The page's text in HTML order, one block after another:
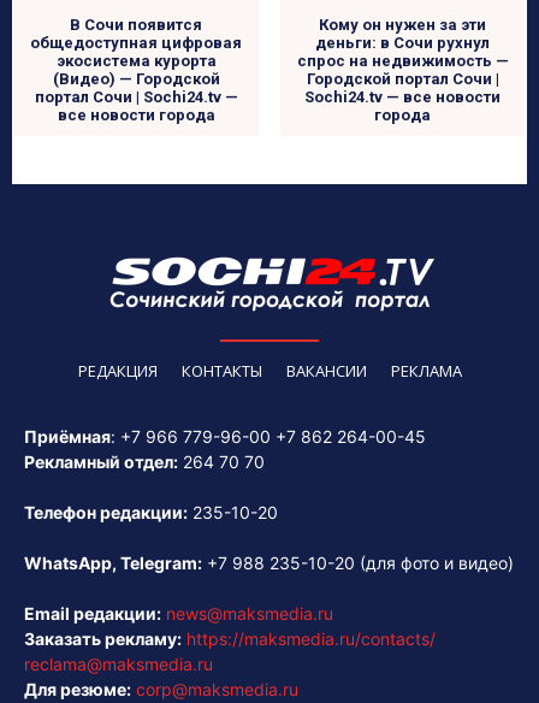
В Сочи появится
общедоступная цифровая
экосистема курорта
(Видео) — Городской
портал Сочи | Sochi24.tv —
все новости города
Кому он нужен за эти
деньги: в Сочи рухнул
спрос на недвижимость —
Городской портал Сочи |
Sochi24.tv — все новости
города
РЕДАКЦИЯ КОНТАКТЫ ВАКАНСИИ РЕКЛАМА
Приёмная: +7 966 779-96-00 +7 862 264-00-45
Рекламный отдел: 264 70 70
Телефон редакции: 235-10-20
WhatsApp, Telegram: +7 988 235-10-20 (для фото и видео)
Email редакции: news@maksmedia.ru
Заказать рекламу: https://maksmedia.ru/contacts/
reclama@maksmedia.ru
Для резюме: corp@maksmedia.ru